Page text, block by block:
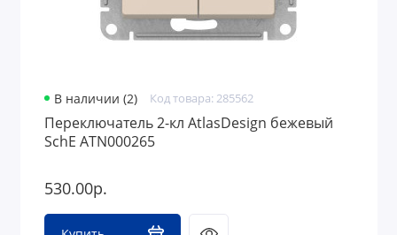
В наличии (2) Код товара: 285562
Переключатель 2-кл AtlasDesign бежевый
SchE ATN000265
530.00р.